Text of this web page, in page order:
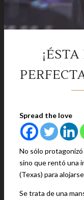
Spread the love
No sólo
sino que rentó una
(Texas) para
Se trata de una